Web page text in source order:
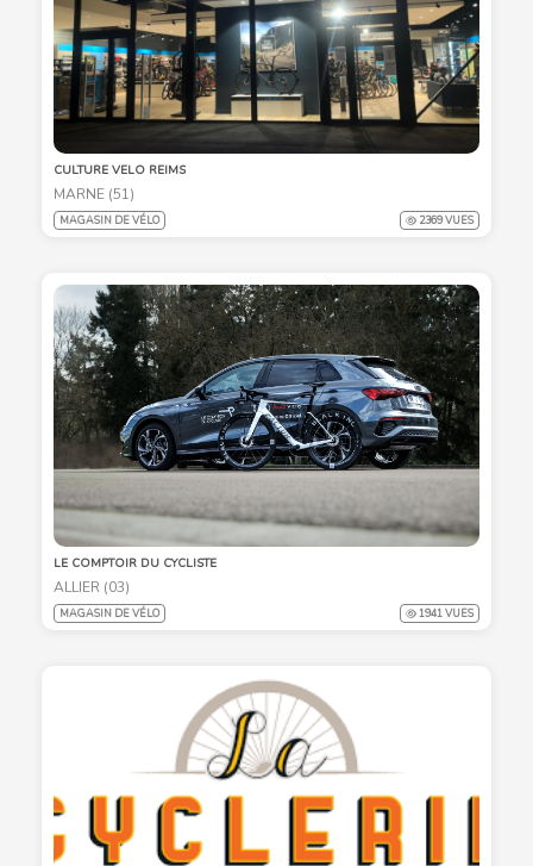
CULTURE VELO REIMS
MARNE (51)
MAGASIN DE VÉLO 2369 VUES
LE COMPTOIR DU CYCLISTE
ALLIER (03)
MAGASIN DE VÉLO 1941 VUES